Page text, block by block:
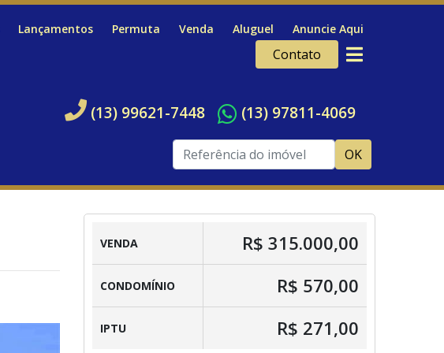
Lançamentos Permuta Venda Aluguel Anuncie Aqui
Contato
(13) 99621-7448 (13) 97811-4069
OK
VENDA R$ 315.000,00
CONDOMÍNIO R$ 570,00
IPTU R$ 271,00